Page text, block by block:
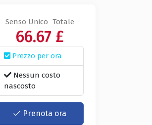
Senso Unico Totale
66.67 £
Prezzo per ora
Nessun costo
nascosto
Prenota ora